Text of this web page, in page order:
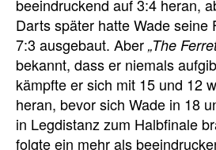
beeindruckend auf 3:4 heran,
Darts später hatte Wade seine
7:3 ausgebaut. Aber „The
bekannt, dass er niemals
kämpfte er sich mit 15 und 12
heran, bevor sich Wade in 18
in Legdistanz zum Halbfinale
folgte ein mehr als